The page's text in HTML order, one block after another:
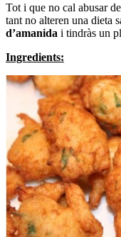
Tot i que no cal abusar
tant no alteren una dieta
d’amanida i tindràs un
Ingredients: